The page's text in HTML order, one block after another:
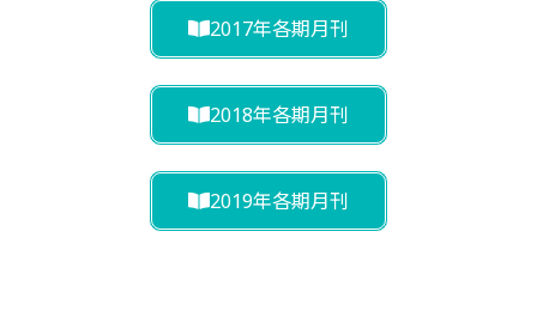
2017年各期月刊
2018年各期月刊
2019年各期月刊